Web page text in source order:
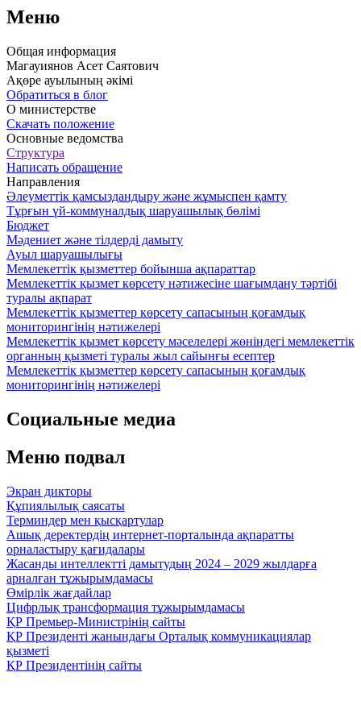
Меню
Общая информация
Магауиянов Асет Саятович
Ақөре ауылының әкімі
Обратиться в блог
О министерстве
Скачать положение
Основные ведомства
Структура
Написать обращение
Направления
Әлеуметтік қамсыздандыру және жұмыспен қамту
Тұрғын үй-коммуналдық шаруашылық бөлімі
Бюджет
Мәдениет және тілдерді дамыту
Ауыл шаруашылығы
Мемлекеттік қызметтер бойынша ақпараттар
Мемлекеттік қызмет көрсету нәтижесіне шағымдану тәртібі
туралы ақпарат
Мемлекеттік қызметтер көрсету сапасының қоғамдық
мониторингінің нәтижелері
Мемлекеттік қызмет көрсету мәселелері жөніндегі мемлекеттік
органның қызметі туралы жыл сайынғы есептер
Мемлекеттік қызметтер көрсету сапасының қоғамдық
мониторингінің нәтижелері
Социальные медиа
Меню подвал
Экран дикторы
Құпиялылық саясаты
Терминдер мен қысқартулар
Ашық деректердің интернет-порталында ақпаратты
орналастыру қағидалары
Жасанды интеллектті дамытудың 2024 – 2029 жылдарға
арналған тұжырымдамасы
Өмірлік жағдайлар
Цифрлық трансформация тұжырымдамасы
ҚР Премьер-Министрінің сайты
ҚР Президенті жанындағы Орталық коммуникациялар
қызметі
ҚР Президентінің сайты